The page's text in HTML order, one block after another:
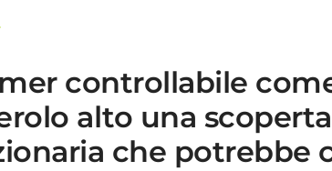
controllabile
alto una scoperta
che potrebbe